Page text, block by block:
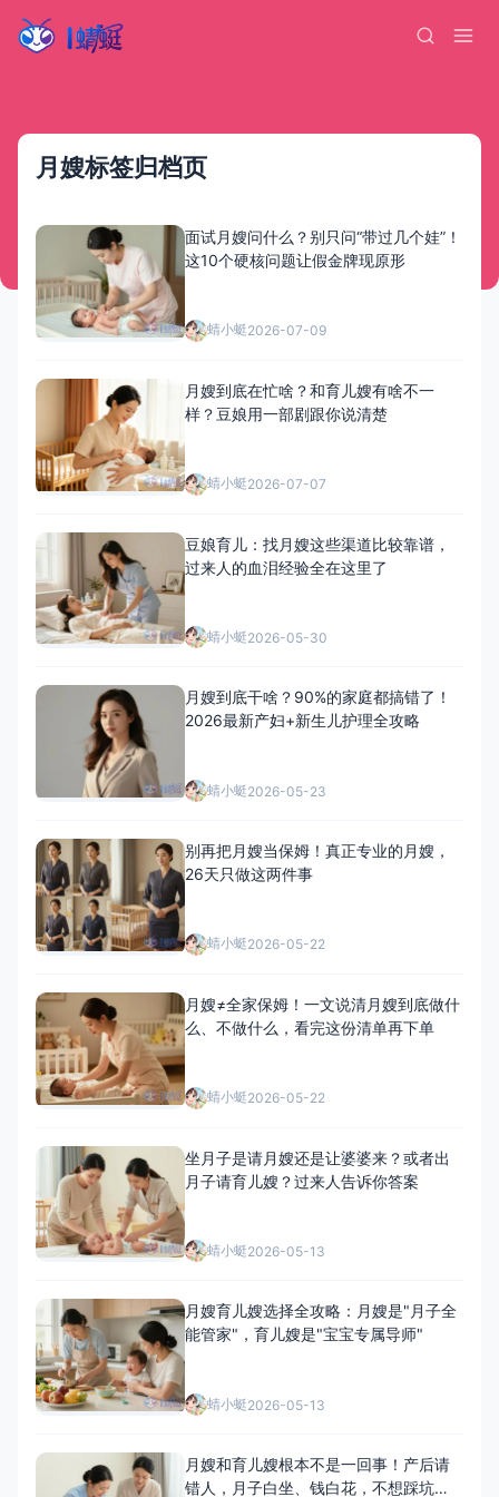
月嫂标签归档页
面试月嫂问什么？别只问“带过几个娃”！
这10个硬核问题让假金牌现原形
蜻小蜓2026-07-09
月嫂到底在忙啥？和育儿嫂有啥不一
样？豆娘用一部剧跟你说清楚
蜻小蜓2026-07-07
豆娘育儿：找月嫂这些渠道比较靠谱，
过来人的血泪经验全在这里了
蜻小蜓2026-05-30
月嫂到底干啥？90%的家庭都搞错了！
2026最新产妇+新生儿护理全攻略
蜻小蜓2026-05-23
别再把月嫂当保姆！真正专业的月嫂，
26天只做这两件事
蜻小蜓2026-05-22
月嫂≠全家保姆！一文说清月嫂到底做什
么、不做什么，看完这份清单再下单
蜻小蜓2026-05-22
坐月子是请月嫂还是让婆婆来？或者出
月子请育儿嫂？过来人告诉你答案
蜻小蜓2026-05-13
月嫂育儿嫂选择全攻略：月嫂是"月子全
能管家"，育儿嫂是"宝宝专属导师"
蜻小蜓2026-05-13
月嫂和育儿嫂根本不是一回事！产后请
错人，月子白坐、钱白花，不想踩坑的